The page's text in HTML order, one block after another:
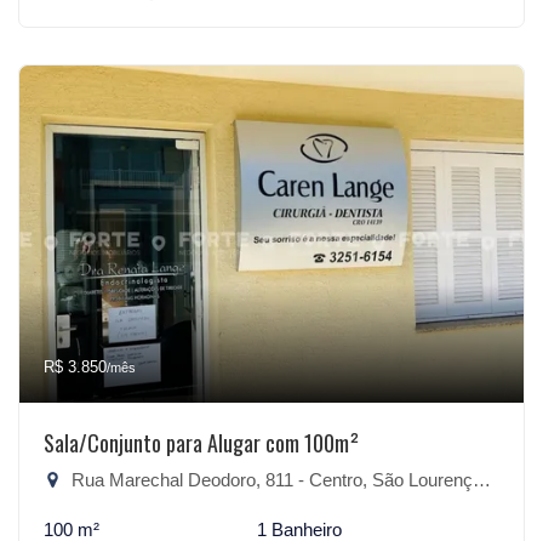
R$ 3.850/mês
Sala/Conjunto para Alugar com 100m²
Rua Marechal Deodoro, 811 - Centro, São Lourenço do Sul-RS
100 m² 1 Banheiro